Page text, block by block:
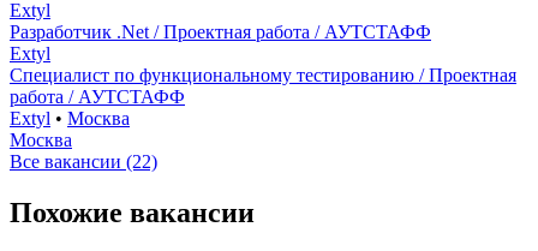
Extyl
Разработчик .Net / Проектная работа / АУТСТАФФ
Extyl
Специалист по функциональному тестированию / Проектная
работа / АУТСТАФФ
Extyl • Москва
Москва
Все вакансии (22)
Похожие вакансии